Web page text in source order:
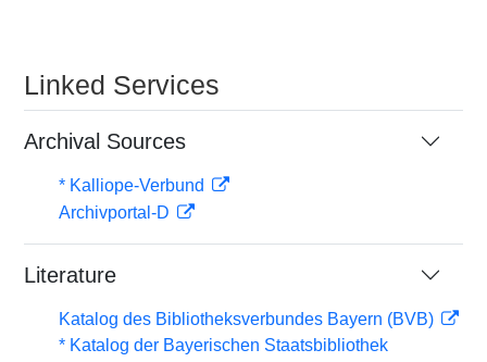
Linked Services
Archival Sources
* Kalliope-Verbund
Archivportal-D
Literature
Katalog des Bibliotheksverbundes Bayern (BVB)
* Katalog der Bayerischen Staatsbibliothek